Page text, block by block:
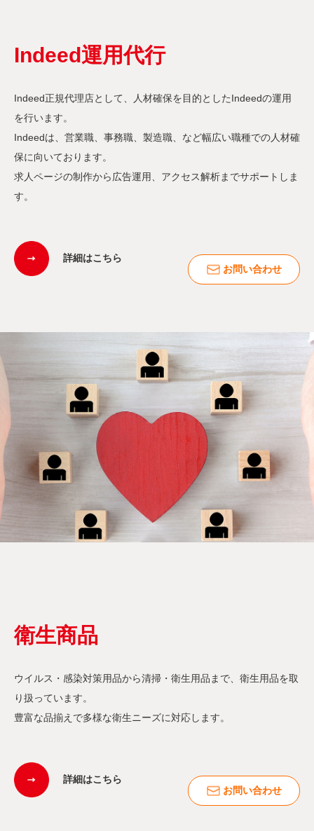
Indeed運用代行
Indeed正規代理店として、人材確保を目的としたIndeedの運用
を行います。
Indeedは、営業職、事務職、製造職、など幅広い職種での人材確
保に向いております。
求人ページの制作から広告運用、アクセス解析までサポートしま
す。
詳細はこちら
お問い合わせ
衛生商品
ウイルス・感染対策用品から清掃・衛生用品まで、衛生用品を取
り扱っています。
豊富な品揃えで多様な衛生ニーズに対応します。
詳細はこちら
お問い合わせ